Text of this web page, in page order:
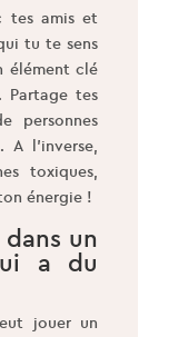
tes amis et
tu te sens
élément clé
Partage tes
personnes
l’inverse,
toxiques,
énergie !
un
a du
jouer un